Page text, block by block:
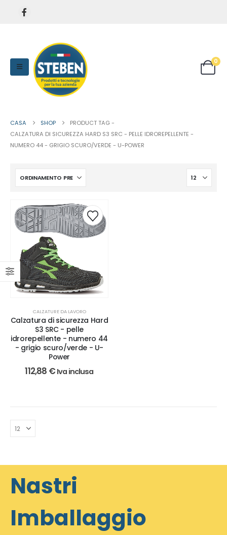
0
CASA SHOP
PRODUCT TAG -
CALZATURA DI SICUREZZA HARD S3 SRC - PELLE IDROREPELLENTE -
NUMERO 44 - GRIGIO SCURO/VERDE - U-POWER
CALZATURE DA LAVORO
Calzatura di sicurezza Hard
S3 SRC - pelle
idrorepellente - numero 44
- grigio scuro/verde - U-
Power
112,88 € Iva inclusa
Nastri
Imballaggio